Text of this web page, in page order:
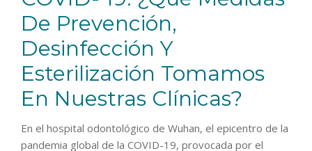
De Prevención,
Desinfección Y
Esterilización Tomamos
En Nuestras Clínicas?
En el hospital odontológico de Wuhan, el epicentro de la
pandemia global de la COVID-19, provocada por el